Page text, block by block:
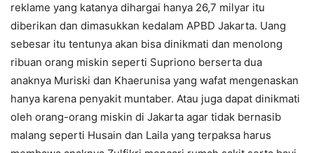
reklame yang katanya dihargai hanya 26,7 milyar itu
diberikan dan dimasukkan kedalam APBD Jakarta. Uang
sebesar itu tentunya akan bisa dinikmati dan menolong
ribuan orang miskin seperti Supriono berserta dua
anaknya Muriski dan Khaerunisa yang wafat mengenaskan
hanya karena penyakit muntaber. Atau juga dapat dinikmati
oleh orang-orang miskin di Jakarta agar tidak bernasib
malang seperti Husain dan Laila yang terpaksa harus